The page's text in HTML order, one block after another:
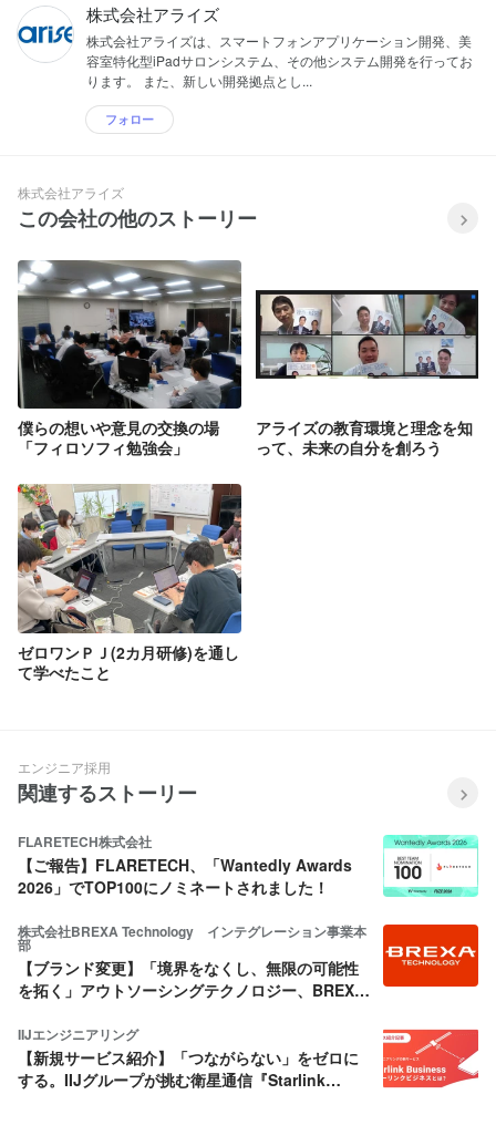
株式会社アライズ
株式会社アライズは、スマートフォンアプリケーション開発、美
容室特化型iPadサロンシステム、その他システム開発を行ってお
ります。 また、新しい開発拠点とし...
フォロー
株式会社アライズ
この会社の他のストーリー
僕らの想いや意見の交換の場
「フィロソフィ勉強会」
アライズの教育環境と理念を知
って、未来の自分を創ろう
ゼロワンＰＪ(2カ月研修)を通し
て学べたこと
エンジニア採用
関連するストーリー
FLARETECH株式会社
【ご報告】FLARETECH、「Wantedly Awards
2026」でTOP100にノミネートされました！
株式会社BREXA Technology インテグレーション事業本
部
【ブランド変更】「境界をなくし、無限の可能性
を拓く」アウトソーシングテクノロジー、BREXA
IIJエンジニアリング
【新規サービス紹介】「つながらない」をゼロに
する。IIJグループが挑む衛星通信『Starlink